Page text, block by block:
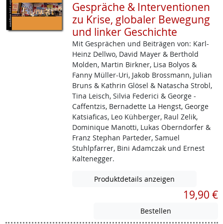
Gespräche & Interventionen
zu Krise, globaler Bewegung
und linker Geschichte
Mit Gesprächen und Beiträgen von: Karl-
Heinz ­Dellwo, David Mayer & Berthold
Molden, Martin Birkner, Lisa Bolyos &
Fanny Müller­-Uri, Jakob ­Brossmann, Julian
Bruns & Kathrin Glösel & Natascha Strobl,
Tina Leisch, Silvia Federici & George ­
Caffentzis, Bernadette La Hengst, George
Katsiaficas, Leo Kühberger, Raul Zelik,
Dominique Manotti, Lukas Oberndorfer &
Franz Stephan Parteder, Samuel
Stuhlpfarrer, Bini Adamczak und Ernest
Kaltenegger.
Produktdetails anzeigen
19,90 €